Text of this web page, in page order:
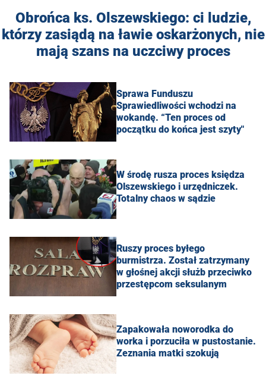
Obrońca ks. Olszewskiego: ci ludzie,
którzy zasiądą na ławie oskarżonych, nie
mają szans na uczciwy proces
Sprawa Funduszu
Sprawiedliwości wchodzi na
wokandę. “Ten proces od
początku do końca jest szyty"
W środę rusza proces księdza
Olszewskiego i urzędniczek.
Totalny chaos w sądzie
Ruszy proces byłego
burmistrza. Został zatrzymany
w głośnej akcji służb przeciwko
przestępcom seksulanym
Zapakowała noworodka do
worka i porzuciła w pustostanie.
Zeznania matki szokują